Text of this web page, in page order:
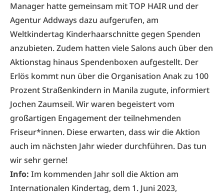
Manager hatte gemeinsam mit TOP HAIR und der
Agentur Addways dazu aufgerufen, am
Weltkindertag Kinderhaarschnitte gegen Spenden
anzubieten. Zudem hatten viele Salons auch über den
Aktionstag hinaus Spendenboxen aufgestellt. Der
Erlös kommt nun über die Organisation Anak zu 100
Prozent Straßenkindern in Manila zugute, informiert
Jochen Zaumseil. Wir waren begeistert vom
großartigen Engagement der teilnehmenden
Friseur*innen. Diese erwarten, dass wir die Aktion
auch im nächsten Jahr wieder durchführen. Das tun
wir sehr gerne!
Info: Im kommenden Jahr soll dieAktion am
Internationalen Kindertag, dem 1. Juni 2023,